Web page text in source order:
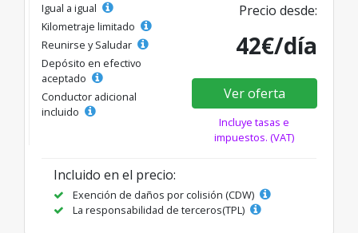
Igual a igual
Kilometraje limitado
Reunirse y Saludar
Depósito en efectivo
aceptado
Conductor adicional
incluido
Precio desde:
42€/día
Ver oferta
Incluye tasas e
impuestos. (VAT)
Incluido en el precio:
Exención de daños por colisión (CDW)
La responsabilidad de terceros(TPL)